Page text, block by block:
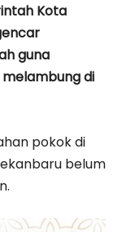
Kota
guna
di
pokok di
belum